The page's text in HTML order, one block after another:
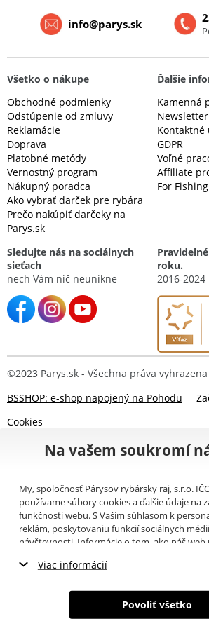
info@parys.sk
Všetko o nákupe
Obchodné podmienky
Odstúpenie od zmluvy
Reklamácie
Doprava
Platobné metódy
Vernostný program
Nákupný poradca
Ako vybrať darček pre rybára
Prečo nakúpiť darčeky na
Parys.sk
Ďalšie
Kamenná
Newsletter
Kontaktné
GDPR
Voľné
Affiliate
For
Sledujte nás na sociálnych
sieťach
nech Vám nič neunikne
roku.
2016-2024
©2023 Parys.sk - Všechna práva vyhrazena
BSSHOP: e-shop napojený na Pohodu
Cookies
Na vašem soukromí
My, spoločnosť Párysov rybársky raj, s.r.o.
používame súbory cookies a ďalšie údaje na
funkčnosti webu. S Vaším súhlasom k
reklám, poskytovaniu funkcií sociálnych
návštevnosti. Informácie o tom, ako náš web
(napríklad Google).Tu
informáciami, ktoré ste im poskytli alebo
toho, že používate ich služby. Tieto údaje
ďalších úložísk, IP adresu a ďalšie informácie
Viac informácií
Nevyhnutné cookies
Marketingové cookies
Povoliť všetko